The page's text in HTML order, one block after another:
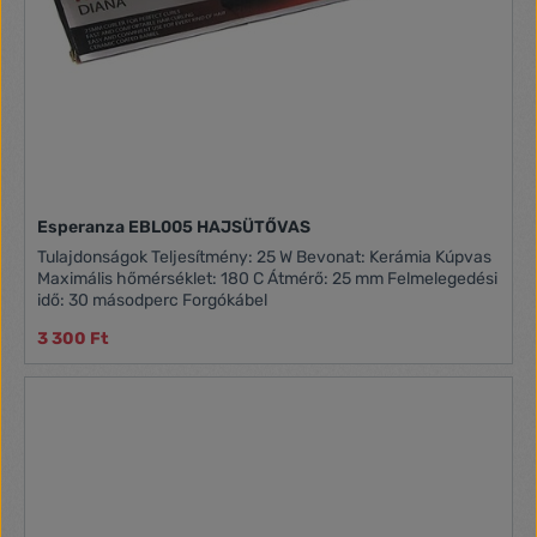
fokozat Hideg csúcs a könnyebb és biztonságosabb
használat érdekében Forgatható tápkábel Akasztógyűrű
Túlmelegedés elleni biztosíték Egyszerű kezelés és könnyű
Esperanza EBL005 HAJSÜTŐVAS
Tulajdonságok Teljesítmény: 25 W Bevonat: Kerámia Kúpvas
Maximális hőmérséklet: 180 C Átmérő: 25 mm Felmelegedési
idő: 30 másodperc Forgókábel
3 300 Ft